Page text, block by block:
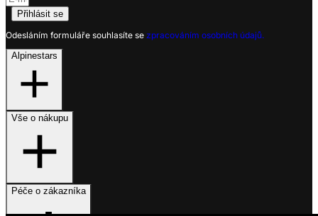
Přihlásit se
Odesláním formuláře souhlasíte se zpracováním osobních údajů.
Alpinestars
Vše o nákupu
Péče o zákazníka